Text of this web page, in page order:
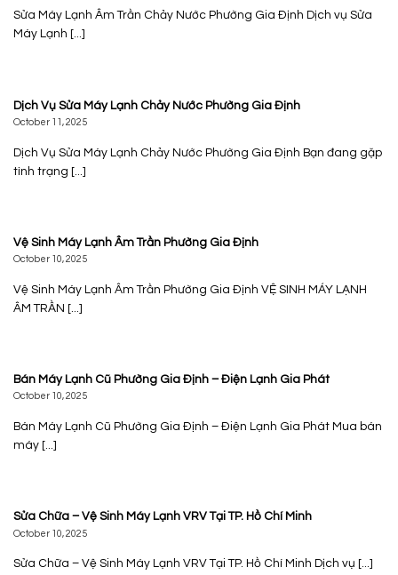
Sửa Máy Lạnh Âm Trần Chảy Nước Phường Gia Định Dịch vụ Sửa
Máy Lạnh [...]
Dịch Vụ Sửa Máy Lạnh Chảy Nước Phường Gia Định
October 11, 2025
Dịch Vụ Sửa Máy Lạnh Chảy Nước Phường Gia Định Bạn đang gặp
tình trạng [...]
Vệ Sinh Máy Lạnh Âm Trần Phường Gia Định
October 10, 2025
Vệ Sinh Máy Lạnh Âm Trần Phường Gia Định VỆ SINH MÁY LẠNH
ÂM TRẦN [...]
Bán Máy Lạnh Cũ Phường Gia Định – Điện Lạnh Gia Phát
October 10, 2025
Bán Máy Lạnh Cũ Phường Gia Định – Điện Lạnh Gia Phát Mua bán
máy [...]
Sửa Chữa – Vệ Sinh Máy Lạnh VRV Tại TP. Hồ Chí Minh
October 10, 2025
Sửa Chữa – Vệ Sinh Máy Lạnh VRV Tại TP. Hồ Chí Minh Dịch vụ [...]